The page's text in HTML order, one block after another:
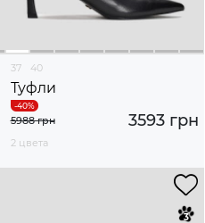
37 40
Туфли
3593 грн
5988 грн
2 цвета